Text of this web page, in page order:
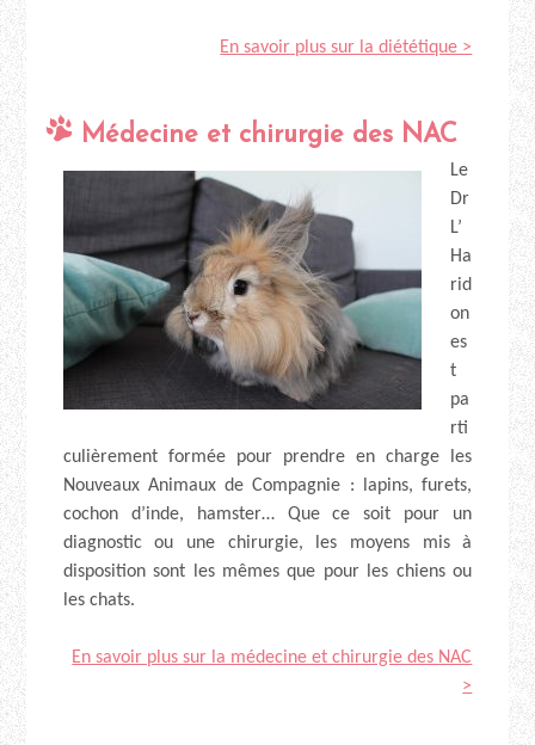
En savoir plus sur la diététique >
Médecine et chirurgie des NAC
Le
Dr
L’
Ha
rid
on
es
t
pa
rti
culièrement formée pour prendre en charge les
Nouveaux Animaux de Compagnie : lapins, furets,
cochon d’inde, hamster… Que ce soit pour un
diagnostic ou une chirurgie, les moyens mis à
disposition sont les mêmes que pour les chiens ou
les chats.
En savoir plus sur la médecine et chirurgie des NAC
>